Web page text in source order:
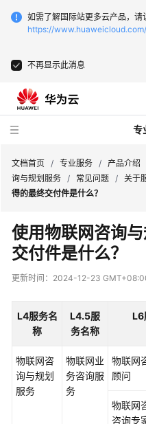
如需了解国际站更多云产品，请
https://
不再显示此消息
专
公
告
产
介
绍
产
品
文档首页 / 专业服务 / 产品介绍
询与规划服务 / 常见问题 / 关于
得的最终交付件是什么？
使用物联网咨询
交付件是什么？
更新时间： 2024-12-23
L4服务名
称
L4.5服
务名称
L6
物联网咨
询与规划
服务
物联网业
务咨询服
务
物联网
顾问
物联网
咨询专